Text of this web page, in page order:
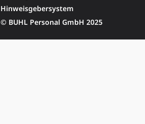
Hinweisgebersystem
© BUHL Personal GmbH 2025